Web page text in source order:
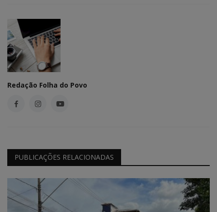
Redação Folha do Povo
PUBLICAÇÕES RELACIONADAS